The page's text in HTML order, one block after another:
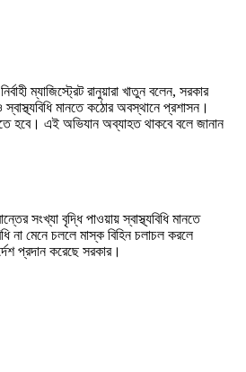
ম্যাজিস্ট্রেট রানুয়ারা খাতুন বলেন, সরকার
মানতে কঠোর অবস্থানে প্রশাসন।
হবে। এই অভিযান অব্যাহত থাকবে বলে জানান
সংখ্যা বৃদ্ধি পাওয়ায় স্বাস্থ্যবিধি মানতে
না মেনে চললে মাস্ক বিহিন চলাচল করলে
প্রদান করেছে সরকার।